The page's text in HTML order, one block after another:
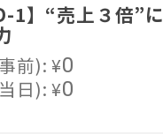
1】“売上３倍”
前):¥0
日):¥0